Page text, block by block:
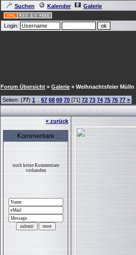
Suchen Kalender Galerie
Login:
Forum Übersicht » Galerie » Weihnachtsfeier
Seiten: (77) 1 67 68 69 70 [71] 72 73 74 75 76 77 »
« zurück
.: Kommentare :.